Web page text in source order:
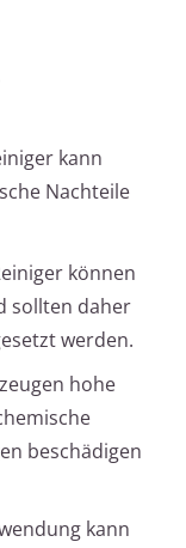
kann
Nachteile
können
sollten daher
werden.
hohe
beschädigen
kann